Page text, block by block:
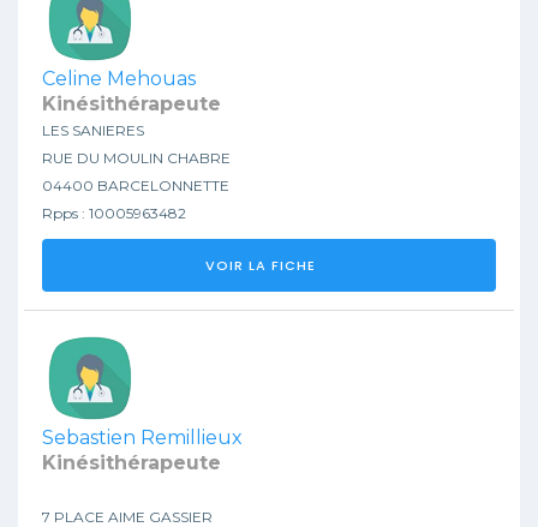
Celine Mehouas
Kinésithérapeute
LES SANIERES
RUE DU MOULIN CHABRE
04400 BARCELONNETTE
Rpps : 10005963482
VOIR LA FICHE
Sebastien Remillieux
Kinésithérapeute
7 PLACE AIME GASSIER